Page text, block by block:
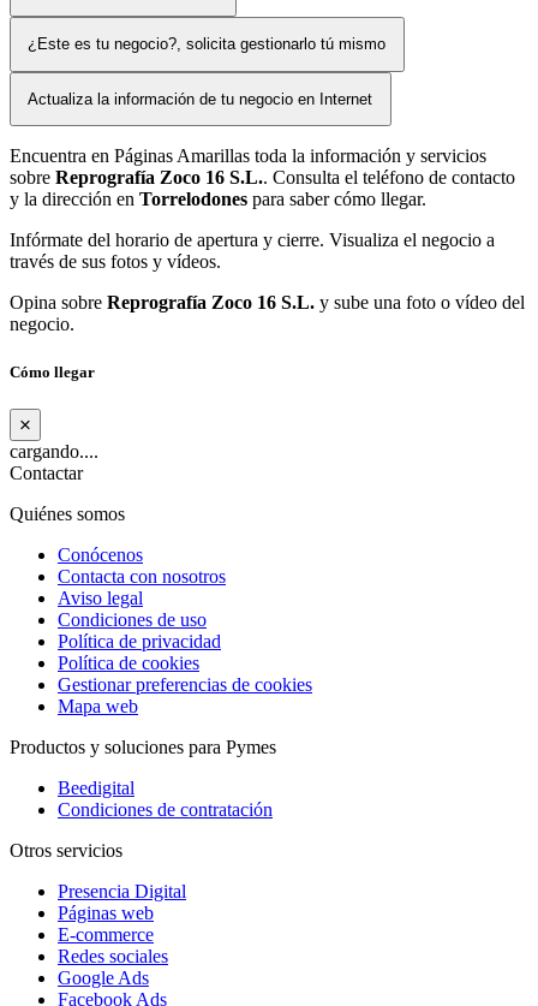
¿Este es tu negocio?, solicita gestionarlo tú mismo
Actualiza la información de tu negocio en Internet
Encuentra en Páginas Amarillas toda la información y servicios
sobre Reprografía Zoco 16 S.L.. Consulta el teléfono de contacto
y la dirección en Torrelodones para saber cómo llegar.
Infórmate del horario de apertura y cierre. Visualiza el negocio a
través de sus fotos y vídeos.
Opina sobre Reprografía Zoco 16 S.L. y sube una foto o vídeo del
negocio.
Cómo llegar
×
cargando....
Contactar
Quiénes somos
Conócenos
Contacta con nosotros
Aviso legal
Condiciones de uso
Política de privacidad
Política de cookies
Gestionar preferencias de cookies
Mapa web
Productos y soluciones para Pymes
Beedigital
Condiciones de contratación
Otros servicios
Presencia Digital
Páginas web
E-commerce
Redes sociales
Google Ads
Facebook Ads